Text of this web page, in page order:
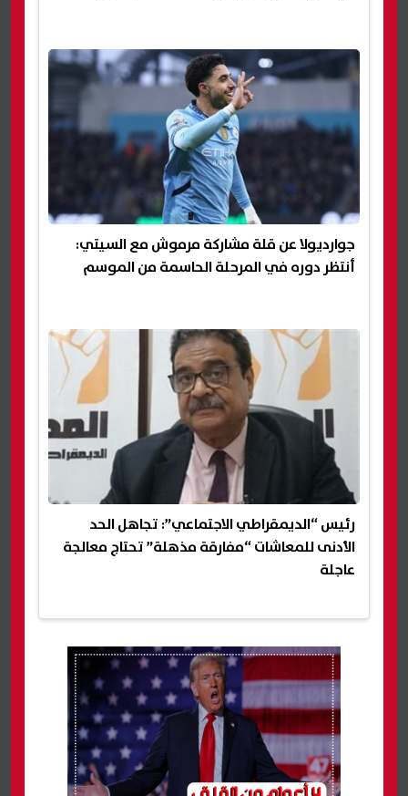
جوارديولا عن قلة مشاركة مرموش مع السيتي:
أنتظر دوره في المرحلة الحاسمة من الموسم
رئيس “الديمقراطي الاجتماعي”: تجاهل الحد
الأدنى للمعاشات “مفارقة مذهلة” تحتاج معالجة
عاجلة